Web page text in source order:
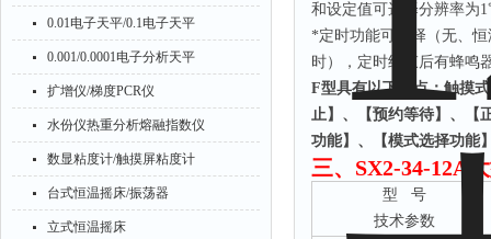
0.01电子天平/0.1电子天平
0.001/0.0001电子分析天平
扩增仪/梯度PCR仪
水份仪热重分析熔融指数仪
数显粘度计/触摸屏粘度计
台式恒温摇床/振荡器
立式恒温摇床
和设定值可选择分辨率为
*定时功能可选择（无、
时），定时结束后有蜂鸣
F型具有以下特点：触摸
止】、【预约等待】、【
功能】、【模式选择功能
三、 SX2-34-12A
型
号
技术参数